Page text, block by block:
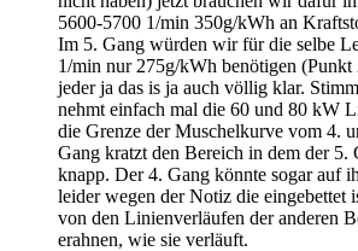
5600-5700 1/min 350g/kWh an
Im 5. Gang würden wir für die selbe
1/min nur 275g/kWh benötigen (Punkt
jeder ja das is ja auch völlig klar.
nehmt einfach mal die 60 und 80 kW
die Grenze der Muschelkurve vom 4.
Gang kratzt den Bereich in dem der 5.
knapp. Der 4. Gang könnte sogar auf
leider wegen der Notiz die eingebettet
von den Linienverläufen der anderen
erahnen, wie sie verläuft.